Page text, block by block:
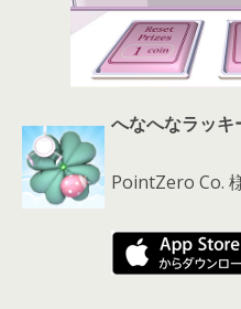
へなへなラッキ
PointZero Co.